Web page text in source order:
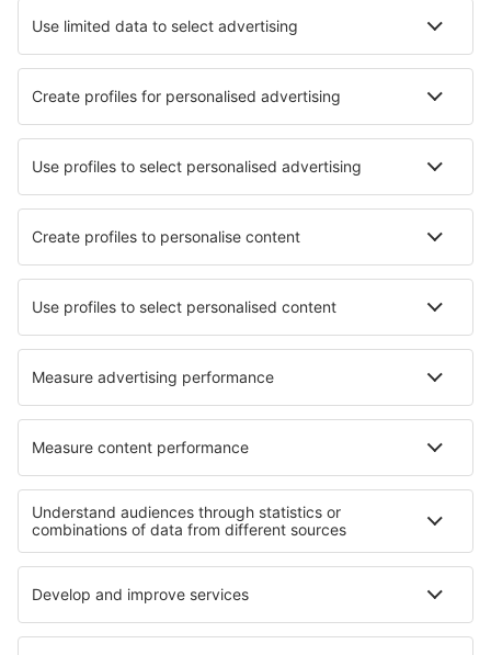
Atracciones
Eventos deportivos
Aprende más
Mejor Precio Garantizado
Aplicación móvil
Aerolíneas
Ryanair
Vueling
Iberia
Air Europa
Wizz Air
Sobre eSky
Términos y condiciones
Mis reservas
Política de privacidad
Asistencia y contacto